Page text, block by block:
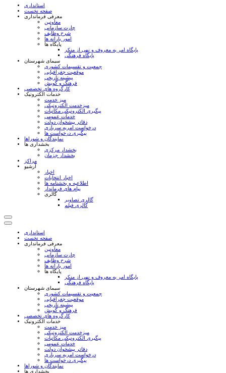
استانداری
صفحه نخست
معرفی فرمانداری
معاونین
چارت سازمانی
شرح وظایف
امور یارانه ها
پایگاه ها
پایگاه امر به معروف و نهی از منکر
پایگاه فرهنگی
سیمای شهرستان
جمعیت و تقسیمات کشوری
موقعیت جغرافیایی
پیشینه تاریخی
فرهنگ و گویش
کارگروه های تخصصی
خدمات الکترونیک
میز خدمت
میزخدمت الکترونیکی
پیگیری الکترونیکی مکاتبات
خدمات عمومی
دفاتر پیشخوان دولت
درخواست امریه سربازی
پیگیری درخواست ها
نمایندگان و شوراها
بخشداری ها
بخشدار مرکزی
بخشدار جزمان
مراکز
آرشیو
اخبار
اخبار انتخابات
اطلاعیه و بخشنامه ها
پیام های فرماندار
گالری
گالری تصاویر
گالری فیلم
استانداری
صفحه نخست
معرفی فرمانداری
معاونین
چارت سازمانی
شرح وظایف
امور یارانه ها
پایگاه ها
پایگاه امر به معروف و نهی از منکر
پایگاه فرهنگی
سیمای شهرستان
جمعیت و تقسیمات کشوری
موقعیت جغرافیایی
پیشینه تاریخی
فرهنگ و گویش
کارگروه های تخصصی
خدمات الکترونیک
میز خدمت
میزخدمت الکترونیکی
پیگیری الکترونیکی مکاتبات
خدمات عمومی
دفاتر پیشخوان دولت
درخواست امریه سربازی
پیگیری درخواست ها
نمایندگان و شوراها
بخشداری ها